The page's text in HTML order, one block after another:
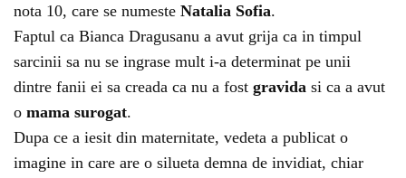
nota 10, care se numeste Natalia Sofia.
Faptul ca Bianca Dragusanu a avut grija ca in timpul
sarcinii sa nu se ingrase mult i-a determinat pe unii
dintre fanii ei sa creada ca nu a fost gravida si ca a avut
o mama surogat.
Dupa ce a iesit din maternitate, vedeta a publicat o
imagine in care are o silueta demna de invidiat, chiar